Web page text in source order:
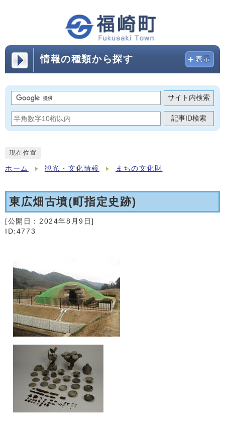
情報の種類から探す 表示
サイト内検索
記事ID検索
現在位置
ホーム 観光・文化情報 まちの文化財
東広畑古墳(町指定史跡)
[公開日： 2024年8月9日]
ID:4773